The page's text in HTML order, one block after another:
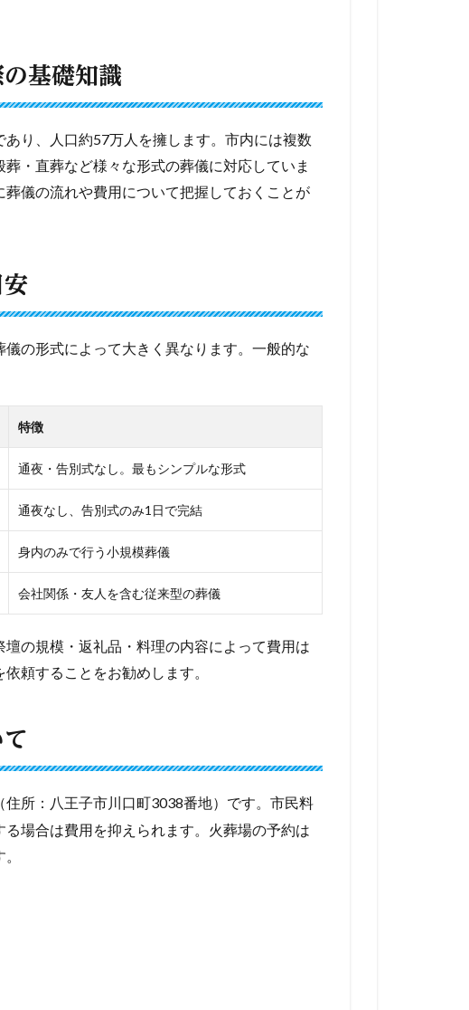
基礎知識
り、人口約57万人を擁します。市内には複数
・直葬など様々な形式の葬儀に対応していま
儀の流れや費用について把握しておくことが
の形式によって大きく異なります。一般的な
特徴
通夜・告別式なし。最もシンプルな形式
通夜なし、告別式のみ1日で完結
身内のみで行う小規模葬儀
会社関係・友人を含む従来型の葬儀
壇の規模・返礼品・料理の内容によって費用は
頼することをお勧めします。
（住所：八王子市川口町3038番地）です。市民料
場合は費用を抑えられます。火葬場の予約は